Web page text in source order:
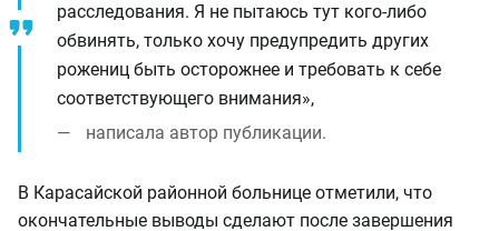
расследования. Я не пытаюсь тут кого-либо
обвинять, только хочу предупредить других
рожениц быть осторожнее и требовать к себе
соответствующего внимания»,
написала автор публикации.
В Карасайской районной больнице отметили, что
окончательные выводы сделают после завершения